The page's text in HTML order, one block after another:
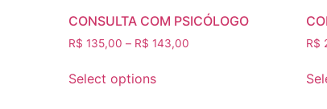
CONSULTA COM PSICÓLOGO
R$ 135,00 – R$ 143,00
Select options
R$